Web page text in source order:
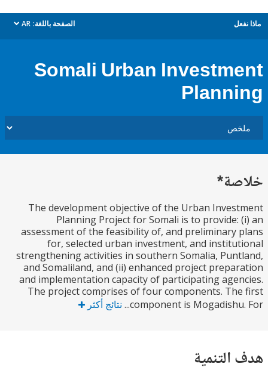
الصفحة باللغة: AR
dropdown
Somali Urban
The development objective of the Urban
Planning Project for Somali is to
assessment of the feasibility of, and
for, selected urban investment, and
strengthening activities in southern Somalia,
and Somaliland, and (ii) enhanced project
and implementation capacity of participating
The project comprises of four components.
component is نتائج أكثر